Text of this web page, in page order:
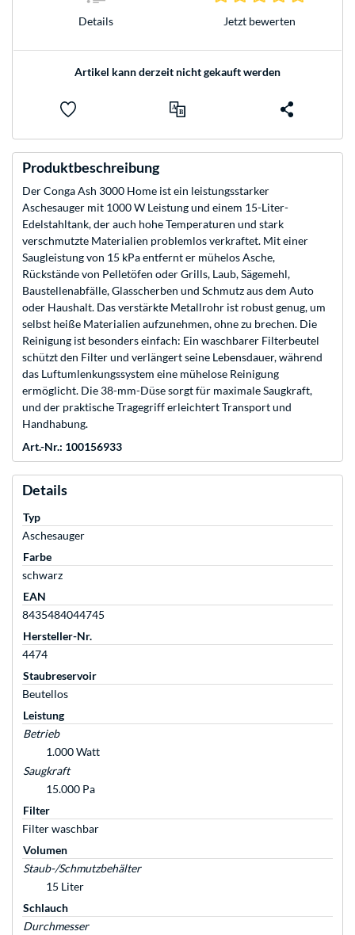
Details Jetzt bewerten
Artikel kann derzeit nicht gekauft werden
Produktbeschreibung
Der Conga Ash 3000 Home ist ein leistungsstarker
Aschesauger mit 1000 W Leistung und einem 15-Liter-
Edelstahltank, der auch hohe Temperaturen und stark
verschmutzte Materialien problemlos verkraftet. Mit einer
Saugleistung von 15 kPa entfernt er mühelos Asche,
Rückstände von Pelletöfen oder Grills, Laub, Sägemehl,
Baustellenabfälle, Glasscherben und Schmutz aus dem Auto
oder Haushalt. Das verstärkte Metallrohr ist robust genug, um
selbst heiße Materialien aufzunehmen, ohne zu brechen. Die
Reinigung ist besonders einfach: Ein waschbarer Filterbeutel
schützt den Filter und verlängert seine Lebensdauer, während
das Luftumlenkungssystem eine mühelose Reinigung
ermöglicht. Die 38-mm-Düse sorgt für maximale Saugkraft,
und der praktische Tragegriff erleichtert Transport und
Handhabung.
Art.-Nr.: 100156933
Details
Typ
Aschesauger
Farbe
schwarz
EAN
8435484044745
Hersteller-Nr.
4474
Staubreservoir
Beutellos
Leistung
Betrieb
1.000 Watt
Saugkraft
15.000 Pa
Filter
Filter waschbar
Volumen
Staub-/Schmutzbehälter
15 Liter
Schlauch
Durchmesser